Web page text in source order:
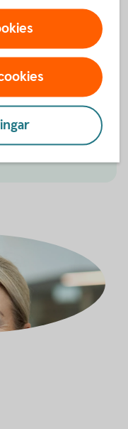
kommuner
för att
till exempel lön,
Se till att anmäla
till Swedbanks